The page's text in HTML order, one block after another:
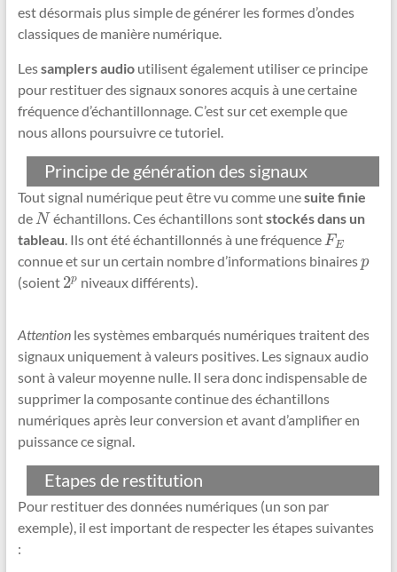
est désormais plus simple de générer les formes d’ondes
classiques de manière numérique.
Lessamplers audioutilisent également utiliser ce principe
pour restituer des signaux sonores acquis à une certaine
fréquence d’échantillonnage. C’est sur cet exemple que
nous allons poursuivre ce tutoriel.
Principe de génération des signaux
Tout signal numérique peut être vu comme unesuite finie
deN
N échantillons. Ces échantillons sontstockés dans un
tableau. Ils ont été échantillonnés à une fréquenceFE
FE
connue et sur un certain nombre d’informations binairesp
p
(soient 2p
2p niveaux différents).
Attentionles systèmes embarqués numériques traitent des
signaux uniquement à valeurs positives. Les signaux audio
sont à valeur moyenne nulle. Il sera donc indispensable de
supprimer la composante continue des échantillons
numériques après leur conversion et avant d’amplifier en
puissance ce signal.
Etapes de restitution
Pour restituer des données numériques (un son par
exemple), il est important de respecter les étapes suivantes
: